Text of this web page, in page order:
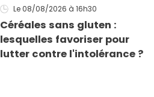
Le 08/08/2026 à 16h30
Céréales sans gluten :
lesquelles favoriser pour
lutter contre l'intolérance ?